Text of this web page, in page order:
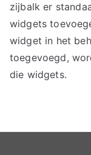
zijbalk er
widgets
widget in het
toegevoegd,
die widgets.